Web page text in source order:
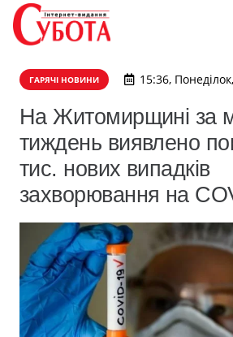
ГАРЯЧІ НОВИНИ 15:36,
На Житомирщині за
тиждень виявлено
тис. нових випадків
захворювання на